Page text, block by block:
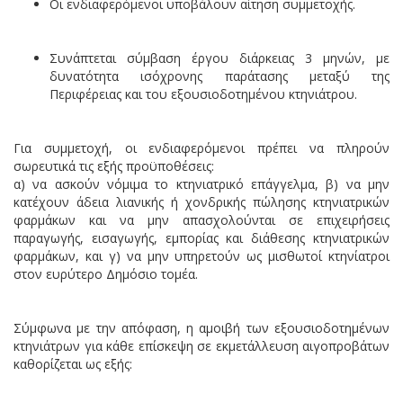
Οι ενδιαφερόμενοι υποβάλουν αίτηση συμμετοχής.
Συνάπτεται σύμβαση έργου διάρκειας 3 μηνών, με
δυνατότητα ισόχρονης παράτασης μεταξύ της
Περιφέρειας και του εξουσιοδοτημένου κτηνιάτρου.
Για συμμετοχή, οι ενδιαφερόμενοι πρέπει να πληρούν
σωρευτικά τις εξής προϋποθέσεις:
α) να ασκούν νόμιμα το κτηνιατρικό επάγγελμα, β) να μην
κατέχουν άδεια λιανικής ή χονδρικής πώλησης κτηνιατρικών
φαρμάκων και να μην απασχολούνται σε επιχειρήσεις
παραγωγής, εισαγωγής, εμπορίας και διάθεσης κτηνιατρικών
φαρμάκων, και γ) να μην υπηρετούν ως μισθωτοί κτηνίατροι
στον ευρύτερο Δημόσιο τομέα.
Σύμφωνα με την απόφαση, η αμοιβή των εξουσιοδοτημένων
κτηνιάτρων για κάθε επίσκεψη σε εκμετάλλευση αιγοπροβάτων
καθορίζεται ως εξής: